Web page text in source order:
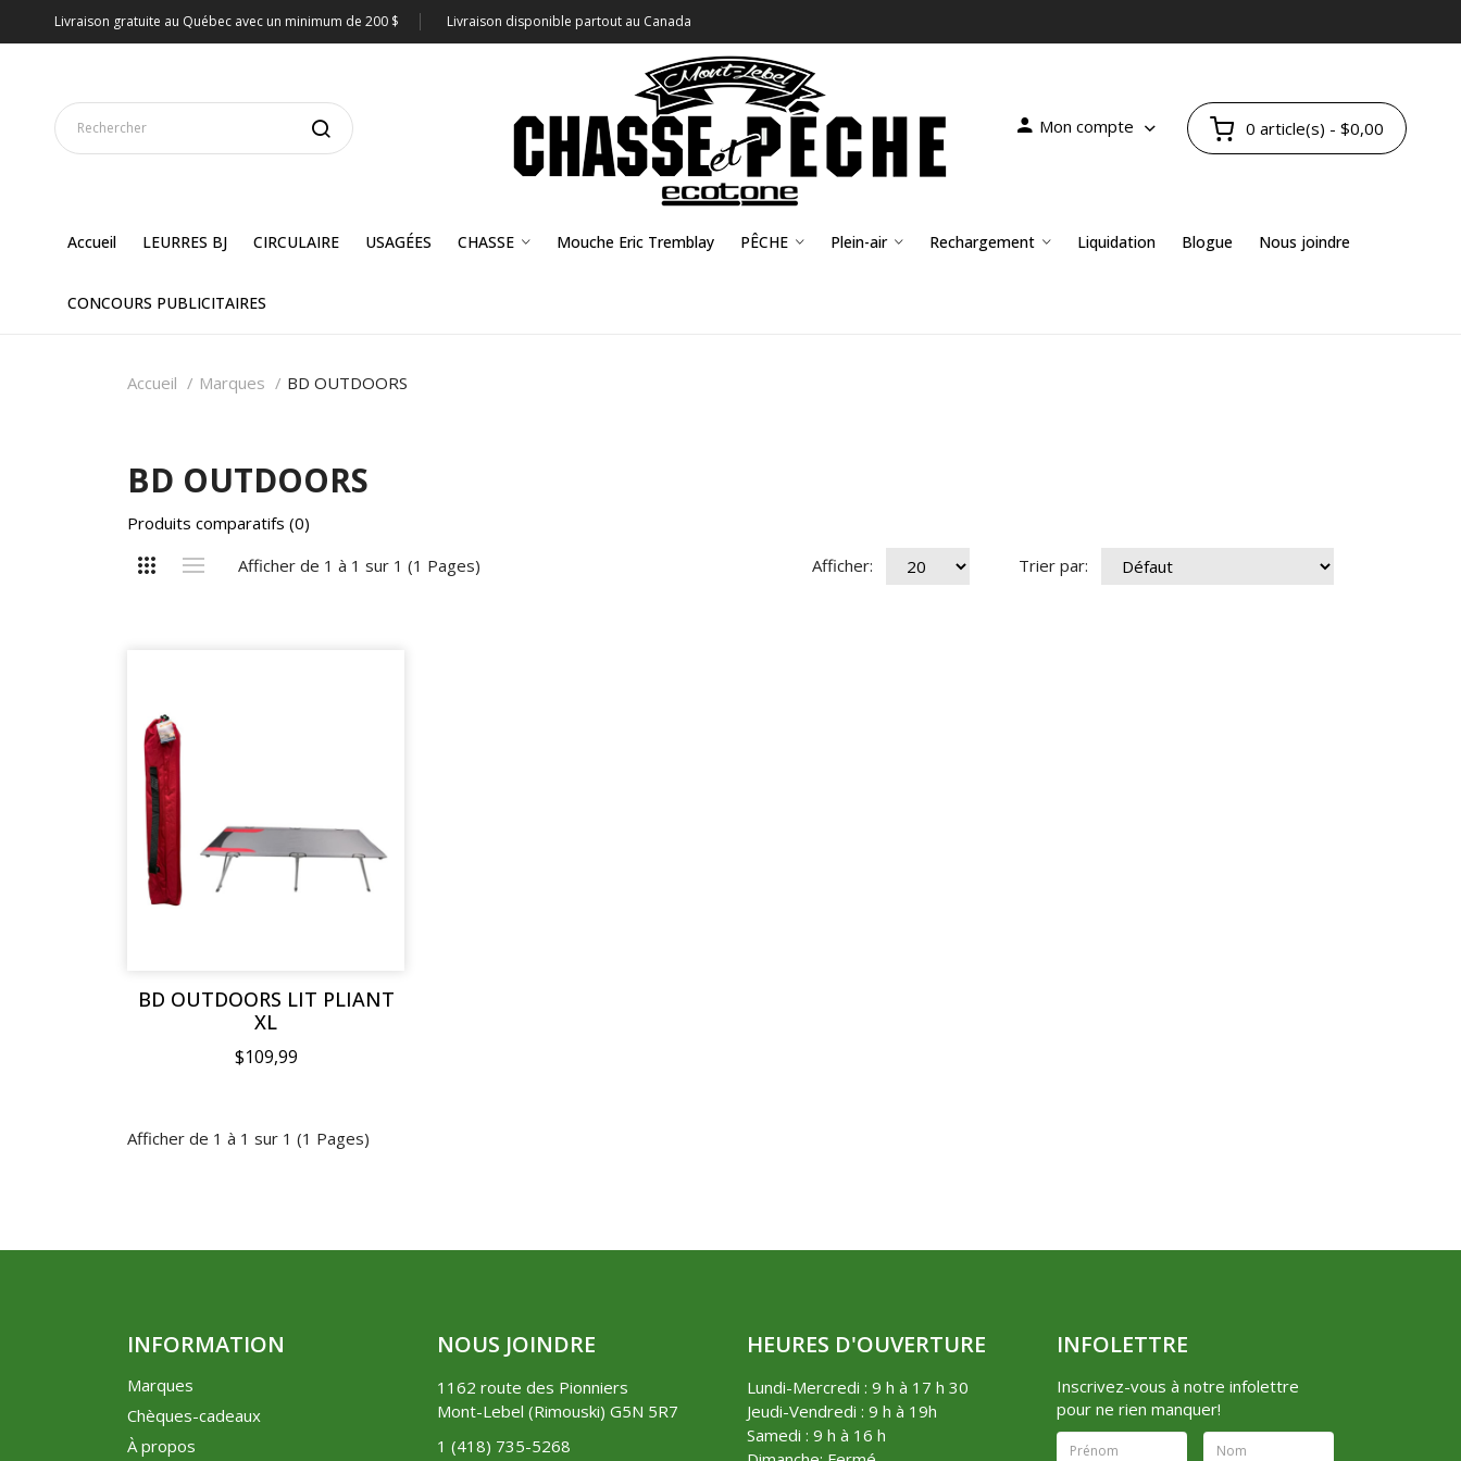
Livraison gratuite au Québec avec un minimum de 200 $ Livraison disponible partout au Canada
Mon compte 0 article(s) - $0,00
Accueil LEURRES BJ CIRCULAIRE USAGÉES CHASSE Mouche Eric Tremblay PÊCHE Plein-air Rechargement Liquidation Blogue Nous joindre
CONCOURS PUBLICITAIRES
Accueil Marques BD OUTDOORS
BD OUTDOORS
Produits comparatifs (0)
Afficher de 1 à 1 sur 1 (1 Pages)
Trier par:
Afficher:
BD OUTDOORS LIT PLIANT
XL
$109,99
Afficher de 1 à 1 sur 1 (1 Pages)
INFORMATION
Marques
Chèques-cadeaux
À propos
NOUS JOINDRE
1162 route des Pionniers
Mont-Lebel (Rimouski) G5N 5R7
1 (418) 735-5268
HEURES D'OUVERTURE
Lundi-Mercredi : 9 h à 17 h 30
Jeudi-Vendredi : 9 h à 19h
Samedi : 9 h à 16 h
INFOLETTRE
Inscrivez-vous à notre infolettre
pour ne rien manquer!